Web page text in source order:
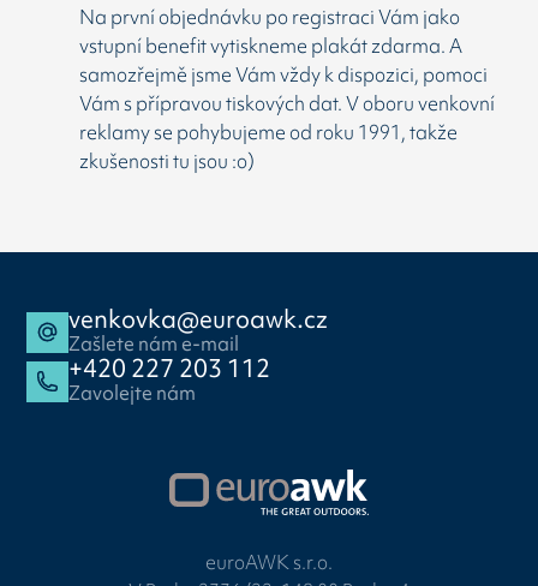
Na první objednávku po registraci Vám jako
vstupní benefit vytiskneme plakát zdarma. A
samozřejmě jsme Vám vždy k dispozici, pomoci
Vám s přípravou tiskových dat. V oboru venkovní
reklamy se pohybujeme od roku 1991, takže
zkušenosti tu jsou :o)
venkovka@euroawk.cz
Zašlete nám e-mail
+420 227 203 112
Zavolejte nám
euroAWK s.r.o.